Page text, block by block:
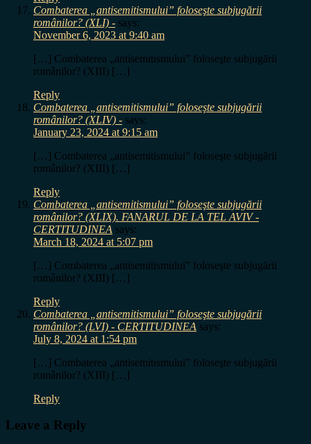
Combaterea „antisemitismului” foloseşte subjugării
românilor? (XLI) - says:
November 6, 2023 at 9:40 am
[…] Combaterea „antisemitismului” foloseşte subjugării
românilor? (XIII) […]
Reply
Combaterea „antisemitismului” foloseşte subjugării
românilor? (XLIV) - says:
January 23, 2024 at 9:15 am
[…] Combaterea „antisemitismului” foloseşte subjugării
românilor? (XIII) […]
Reply
Combaterea „antisemitismului” foloseşte subjugării
românilor? (XLIX). FANARUL DE LA TEL AVIV -
CERTITUDINEA says:
March 18, 2024 at 5:07 pm
[…] Combaterea „antisemitismului” foloseşte subjugării
românilor? (XIII) […]
Reply
Combaterea „antisemitismului” foloseşte subjugării
românilor? (LVI) - CERTITUDINEA says:
July 8, 2024 at 1:54 pm
[…] Combaterea „antisemitismului” foloseşte subjugării
românilor? (XIII) […]
Reply
Leave a Reply